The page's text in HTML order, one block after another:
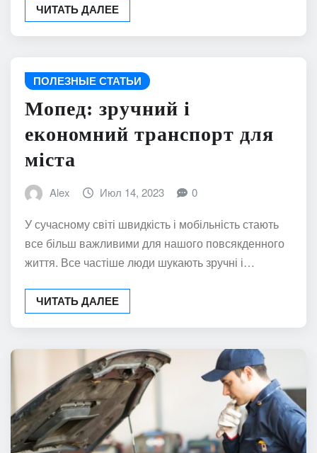
ЧИТАТЬ ДАЛЕЕ
ПОЛЕЗНЫЕ СТАТЬИ
Мопед: зручний і
економний транспорт для
міста
Alex Июл 14, 2023 0
У сучасному світі швидкість і мобільність стають
все більш важливими для нашого повсякденного
життя. Все частіше люди шукають зручні і…
ЧИТАТЬ ДАЛЕЕ